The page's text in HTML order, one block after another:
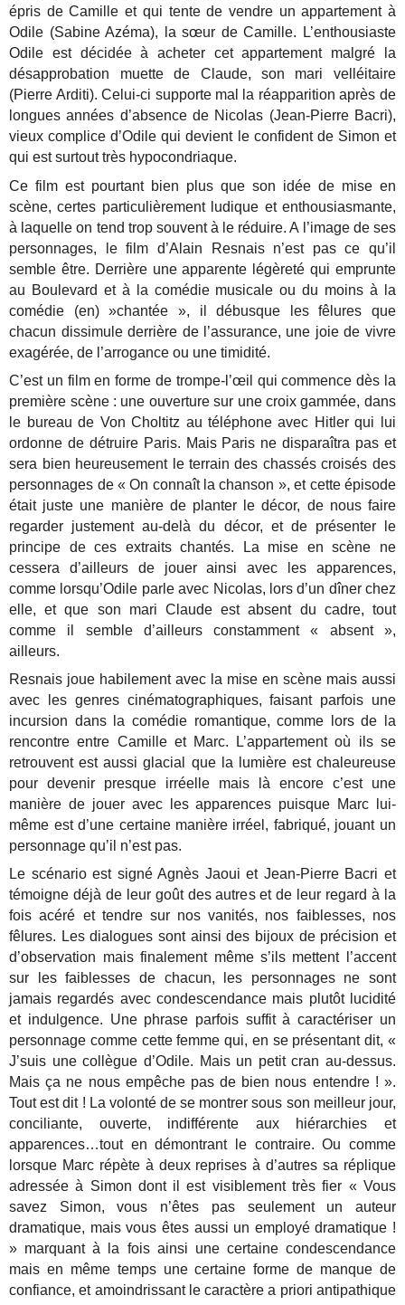
épris de Camille et qui tente de vendre un appartement à
Odile (Sabine Azéma), la sœur de Camille. L’enthousiaste
Odile est décidée à acheter cet appartement malgré la
désapprobation muette de Claude, son mari velléitaire
(Pierre Arditi). Celui-ci supporte mal la réapparition après de
longues années d’absence de Nicolas (Jean-Pierre Bacri),
vieux complice d’Odile qui devient le confident de Simon et
qui est surtout très hypocondriaque.
Ce film est pourtant bien plus que son idée de mise en
scène, certes particulièrement ludique et enthousiasmante,
à laquelle on tend trop souvent à le réduire. A l’image de ses
personnages, le film d’Alain Resnais n’est pas ce qu’il
semble être. Derrière une apparente légèreté qui emprunte
au Boulevard et à la comédie musicale ou du moins à la
comédie (en) »chantée », il débusque les fêlures que
chacun dissimule derrière de l’assurance, une joie de vivre
exagérée, de l’arrogance ou une timidité.
C’est un film en forme de trompe-l’œil qui commence dès la
première scène : une ouverture sur une croix gammée, dans
le bureau de Von Choltitz au téléphone avec Hitler qui lui
ordonne de détruire Paris. Mais Paris ne disparaîtra pas et
sera bien heureusement le terrain des chassés croisés des
personnages de « On connaît la chanson », et cette épisode
était juste une manière de planter le décor, de nous faire
regarder justement au-delà du décor, et de présenter le
principe de ces extraits chantés. La mise en scène ne
cessera d’ailleurs de jouer ainsi avec les apparences,
comme lorsqu’Odile parle avec Nicolas, lors d’un dîner chez
elle, et que son mari Claude est absent du cadre, tout
comme il semble d’ailleurs constamment « absent »,
ailleurs.
Resnais joue habilement avec la mise en scène mais aussi
avec les genres cinématographiques, faisant parfois une
incursion dans la comédie romantique, comme lors de la
rencontre entre Camille et Marc. L’appartement où ils se
retrouvent est aussi glacial que la lumière est chaleureuse
pour devenir presque irréelle mais là encore c’est une
manière de jouer avec les apparences puisque Marc lui-
même est d’une certaine manière irréel, fabriqué, jouant un
personnage qu’il n’est pas.
Le scénario est signé Agnès Jaoui et Jean-Pierre Bacri et
témoigne déjà de leur goût des autres et de leur regard à la
fois acéré et tendre sur nos vanités, nos faiblesses, nos
fêlures. Les dialogues sont ainsi des bijoux de précision et
d’observation mais finalement même s’ils mettent l’accent
sur les faiblesses de chacun, les personnages ne sont
jamais regardés avec condescendance mais plutôt lucidité
et indulgence. Une phrase parfois suffit à caractériser un
personnage comme cette femme qui, en se présentant dit, «
J’suis une collègue d’Odile. Mais un petit cran au-dessus.
Mais ça ne nous empêche pas de bien nous entendre ! ».
Tout est dit ! La volonté de se montrer sous son meilleur jour,
conciliante, ouverte, indifférente aux hiérarchies et
apparences…tout en démontrant le contraire. Ou comme
lorsque Marc répète à deux reprises à d’autres sa réplique
adressée à Simon dont il est visiblement très fier « Vous
savez Simon, vous n’êtes pas seulement un auteur
dramatique, mais vous êtes aussi un employé dramatique !
» marquant à la fois ainsi une certaine condescendance
mais en même temps une certaine forme de manque de
confiance, et amoindrissant le caractère a priori antipathique